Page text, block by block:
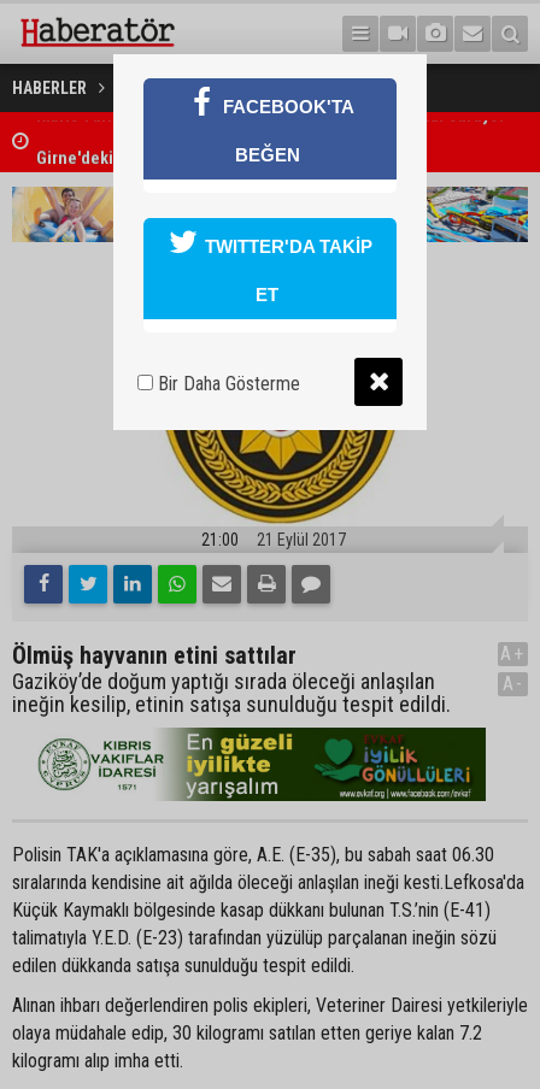
HABERLER GÜNDEM Ölmüş hayvanın etini sattılar
Girne'deki cinayet zanlısı polis tarafından yakalandı
21:00 21 Eylül 2017
Ölmüş hayvanın etini sattılar
Gaziköy’de doğum yaptığı sırada öleceği anlaşılan
ineğin kesilip, etinin satışa sunulduğu tespit edildi.
A+
A-
Polisin TAK'a açıklamasına göre, A.E. (E-35), bu sabah saat 06.30
sıralarında kendisine ait ağılda öleceği anlaşılan ineği kesti.Lefkosa'da
Küçük Kaymaklı bölgesinde kasap dükkanı bulunan T.S.’nin (E-41)
talimatıyla Y.E.D. (E-23) tarafından yüzülüp parçalanan ineğin sözü
edilen dükkanda satışa sunulduğu tespit edildi.
Alınan ihbarı değerlendiren polis ekipleri, Veteriner Dairesi yetkileriyle
olaya müdahale edip, 30 kilogramı satılan etten geriye kalan 7.2
kilogramı alıp imha etti.
FACEBOOK'TA
BEĞEN
TWITTER'DA TAKİP
ET
Bir Daha Gösterme